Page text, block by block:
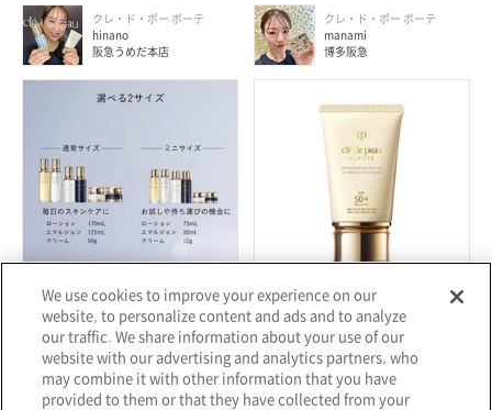
クレ・ド・ポー ボーテ
hinano
阪急うめだ本店
2026.07.29
夏のご旅行やお試しに嬉しいミニサ
イズでクレ・ド・ポー ボーテのスキ
ンケアが登場★ 蒸し暑い日が続く
と、肌はうるおっているように感じ
クレ・ド・ポー ボーテ
manami
博多阪急
2026.05.21
日差しが気になるこれからの季節、
紫外線対策はもうお済みですか？ 今
回は、毎日心地よく使いたくなる日
焼け止めクリームをご紹介いたしま
We use cookies to improve your experience on our
website, to personalize content and ads and to analyze
our traffic. We share information about your use of our
website with our advertising and analytics partners, who
may combine it with other information that you have
provided to them or that they have collected from your